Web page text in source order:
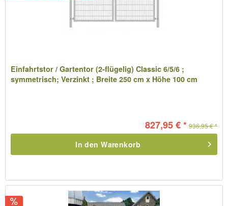
Einfahrtstor / Gartentor (2-flügelig) Classic 6/5/6 ;
symmetrisch; Verzinkt ; Breite 250 cm x Höhe 100 cm
827,95 € * 936,95 € *
In den Warenkorb